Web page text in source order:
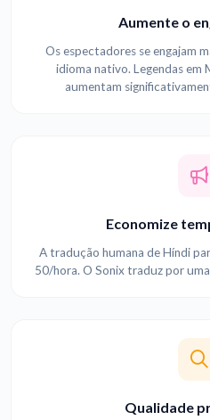
Aumente o
Os espectadores se engajam
idioma nativo. Legendas em
aumentam
Economize
A tradução humana de Híndi
50/hora. O Sonix traduz por
Qualidade